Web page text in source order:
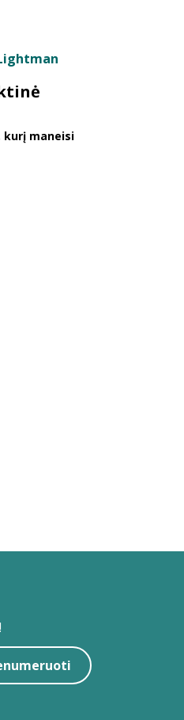
kurį maneisi